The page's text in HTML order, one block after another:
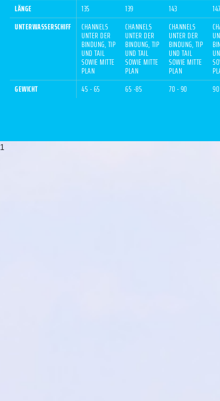
LÄNGE 135 139 143
UNTERWASSERSCHIFF
CHANNELS
UNTER DER
BINDUNG, TIP
UND TAIL
SOWIE MITTE
PLAN
CHANNELS
UNTER DER
BINDUNG, TIP
UND TAIL
SOWIE MITTE
PLAN
CHANNELS
UNTER DER
BINDUNG, TIP
UND TAIL
SOWIE MITTE
PLAN
GEWICHT
45 - 65 65 -85 70 - 90
1